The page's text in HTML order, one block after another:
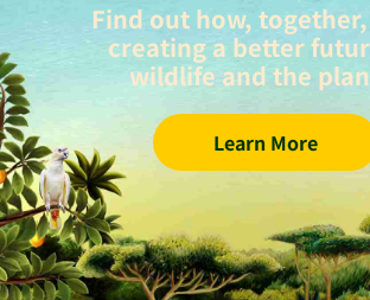
Find out how,
creating a better
wildlife and the
Learn More